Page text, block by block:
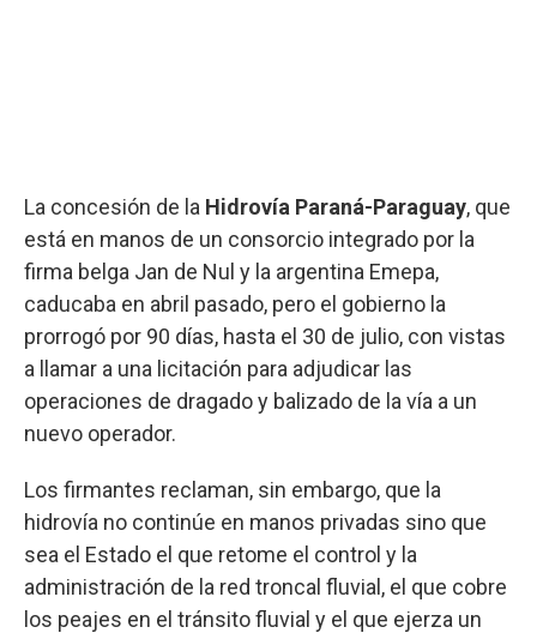
La concesión de la Hidrovía Paraná-Paraguay, que
está en manos de un consorcio integrado por la
firma belga Jan de Nul y la argentina Emepa,
caducaba en abril pasado, pero el gobierno la
prorrogó por 90 días, hasta el 30 de julio, con vistas
a llamar a una licitación para adjudicar las
operaciones de dragado y balizado de la vía a un
nuevo operador.
Los firmantes reclaman, sin embargo, que la
hidrovía no continúe en manos privadas sino que
sea el Estado el que retome el control y la
administración de la red troncal fluvial, el que cobre
los peajes en el tránsito fluvial y el que ejerza un